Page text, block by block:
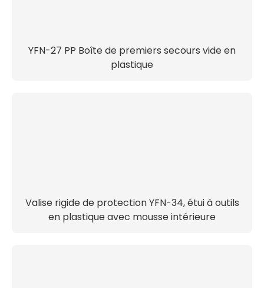
YFN-27 PP Boîte de premiers secours vide en
plastique
Valise rigide de protection YFN-34, étui à outils
en plastique avec mousse intérieure